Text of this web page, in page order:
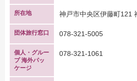
所在地 神戸市中央区伊藤町121
団体旅行窓口 078-321-5005
個人・グルー
プ 海外パッ
ケージ
078-321-1061